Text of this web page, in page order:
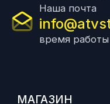
Наша почта
время работы
МАГАЗИН